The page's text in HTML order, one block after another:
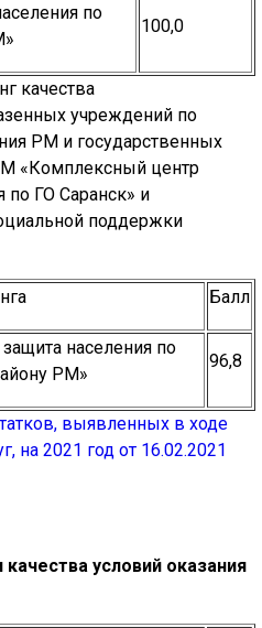
по
100,0
качества
учреждений по
РМ и государственных
«Комплексный центр
по ГО Саранск» и
поддержки
Балл
населения по
РМ»
96,8
выявленных в ходе
на 2021 год от 16.02.2021
условий оказания